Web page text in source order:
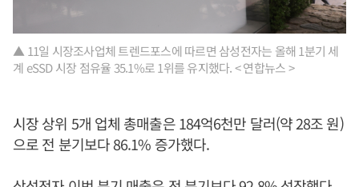
▲ 11일 시장조사업체 트렌드포스에 따르면 삼성전자는 올해 1분기 세
계 eSSD 시장 점유율 35.1%로 1위를 유지했다. < 연합뉴스 >
시장 상위 5개 업체 총매출은 184억6천만 달러(약 28조 원)
으로 전 분기보다 86.1% 증가했다.